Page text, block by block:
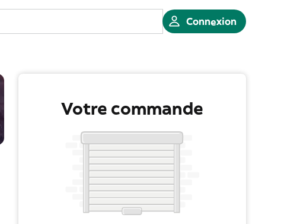
Connexion
Votre commande